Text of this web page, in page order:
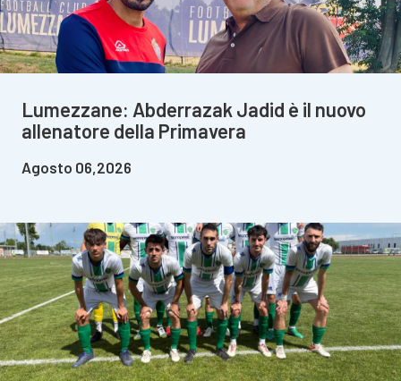
Lumezzane: Abderrazak Jadid è il nuovo
allenatore della Primavera
Agosto 06,2026